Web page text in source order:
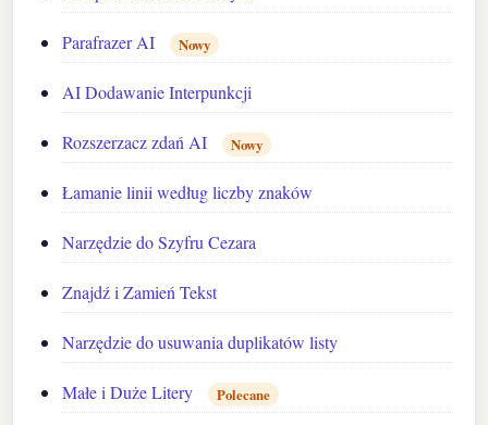
Parafrazer AI Nowy
AI Dodawanie Interpunkcji
Rozszerzacz zdań AI Nowy
Łamanie linii według liczby znaków
Narzędzie do Szyfru Cezara
Znajdź i Zamień Tekst
Narzędzie do usuwania duplikatów listy
Małe i Duże Litery Polecane